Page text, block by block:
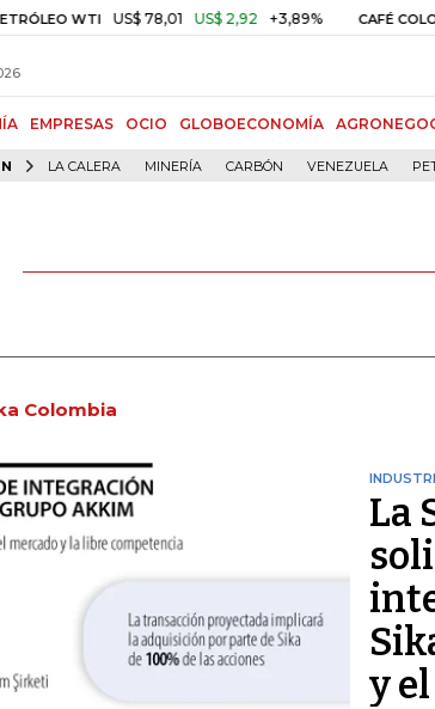
WTI US$ 78,01 US$ 2,92 +3,89% CAFÉ
EMPRESAS OCIO GLOBOECONOMÍA
LA CALERA MINERÍA CARBÓN VENEZUELA
Colombia
La
y